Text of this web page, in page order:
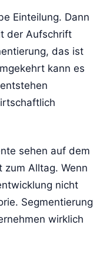
Einteilung. Dann
der Aufschrift
das ist
kann es
sehen auf dem
zum Alltag. Wenn
nicht
Segmentierung
wirklich